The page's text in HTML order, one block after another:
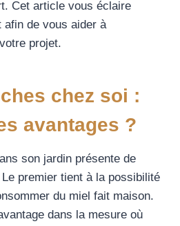
Cet article vous éclaire
afin de vous aider à
projet.
chez soi :
avantages ?
son jardin présente de
premier tient à la possibilité
du miel fait maison.
dans la mesure où